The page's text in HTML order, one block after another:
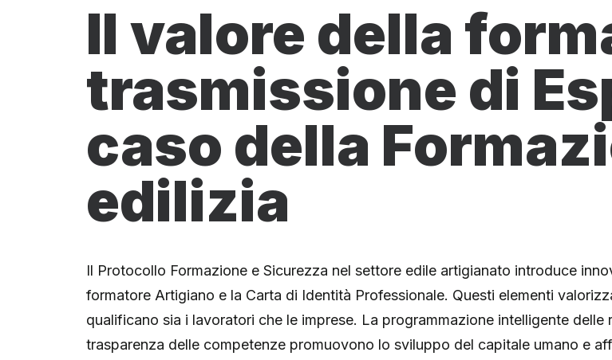
Il valore della
trasmissione di
caso della
edilizia
Il Protocollo Formazione e Sicurezza nel settore edile artigianato introduce
formatore Artigiano e la Carta di Identità Professionale. Questi elementi
qualificano sia i lavoratori che le imprese. La programmazione intelligente
trasparenza delle competenze promuovono lo sviluppo del capitale umano e